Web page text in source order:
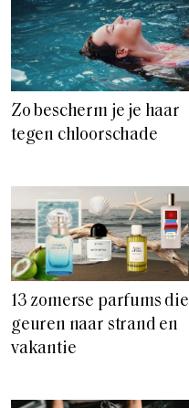
Zo bescherm je je haar
tegen chloorschade
13 zomerse parfums die
geuren naar strand en
vakantie